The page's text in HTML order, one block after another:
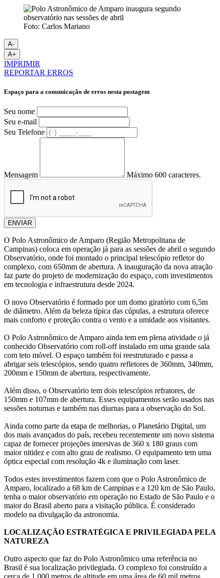
Foto: Carlos Mariano
A-
A+
IMPRIMIR
REPORTAR ERROS
Espaço para a comunicação de erros nesta postagem
Seu nome
Seu e-mail
Seu Telefone
Mensagem Máximo 600 caracteres.
ENVIAR
O Polo Astronômico de Amparo (Região Metropolitana de
Campinas) coloca em operação já para as sessões de abril o segundo
Observatório, onde foi montado o principal telescópio refletor do
complexo, com 650mm de abertura. A inauguração da nova atração
faz parte do projeto de modernização do espaço, com investimentos
em tecnologia e infraestrutura desde 2024.
O novo Observatório é formado por um domo giratório com 6,5m
de diâmetro. Além da beleza típica das cúpulas, a estrutura oferece
mais conforto e proteção contra o vento e a umidade aos visitantes.
O Polo Astronômico de Amparo ainda tem em plena atividade o já
conhecido Observatório com roll-off instalado em uma grande sala
com teto móvel. O espaço também foi reestruturado e passa a
abrigar seis telescópios, sendo quatro refletores de 360mm, 340mm,
200mm e 150mm de abertura, respectivamente.
Além disso, o Observatório tem dois telescópios refratores, de
150mm e 107mm de abertura. Esses equipamentos serão usados nas
sessões noturnas e também nas diurnas para a observação do Sol.
Ainda como parte da etapa de melhorias, o Planetário Digital, um
dos mais avançados do país, recebeu recentemente um novo sistema
capaz de fornecer projeções imersivas de 360 x 180 graus com
maior nitidez e com alto grau de realismo. O equipamento tem uma
óptica especial com resolução 4k e iluminação com laser.
Todos estes investimentos fazem com que o Polo Astronômico de
Amparo, localizado a 68 km de Campinas e a 120 km de São Paulo,
tenha o maior observatório em operação no Estado de São Paulo e o
maior do Brasil aberto para a visitação pública. É considerado
modelo na divulgação da astronomia.
LOCALIZAÇÃO ESTRATÉGICA E PRIVILEGIADA PELA
NATUREZA
Outro aspecto que faz do Polo Astronômico uma referência no
Brasil é sua localização privilegiada. O complexo foi construído a
cerca de 1.000 metros de altitude em uma área de 60 mil metros